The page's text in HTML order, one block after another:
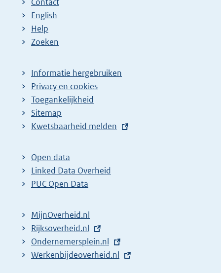
English
Help
Zoeken
Informatie hergebruiken
Privacy en cookies
Toegankelijkheid
Sitemap
E
t
e
r
l
i
n
k
Kwetsbaarheid melden
Open data
Linked Data Overheid
PUC Open Data
MijnOverheid.nl
E
x
t
Rijksoverheid.nl
E
x
Ondernemersplein.nl
E
Werkenbijdeoverheid.nl